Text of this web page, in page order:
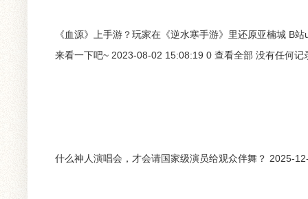
《血源》上手游？玩家在《逆水寒手游》里还原亚楠城 B
来看一下吧~ 2023-08-02 15:08:19 0 查看全部 没有任何
什么神人演唱会，才会请国家级演员给观众伴舞？ 2025-